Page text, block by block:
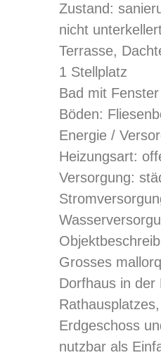
Zustand:
nicht
Terrasse,
1 Stellplatz
Bad mit Fenster
Böden:
Energie /
Heizungsart:
Versorgung:
Grosses
Dorfhaus in der
Erdgeschoss
nutzbar als